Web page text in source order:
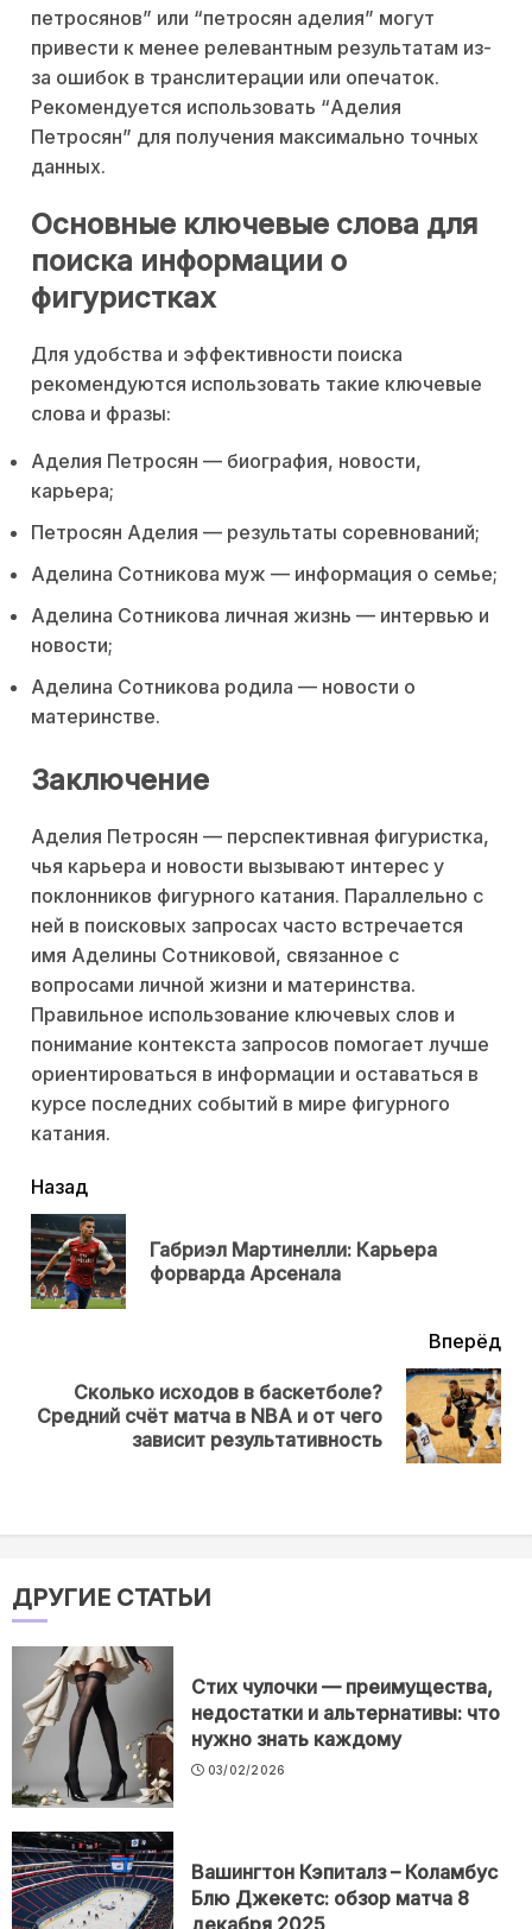
петросянов” или “петросян аделия” могут
привести к менее релевантным результатам из-
за ошибок в транслитерации или опечаток.
Рекомендуется использовать “Аделия
Петросян” для получения максимально точных
данных.
Основные ключевые слова для
поиска информации о
фигуристках
Для удобства и эффективности поиска
рекомендуются использовать такие ключевые
слова и фразы:
Аделия Петросян — биография, новости,
карьера;
Петросян Аделия — результаты соревнований;
Аделина Сотникова муж — информация о семье;
Аделина Сотникова личная жизнь — интервью и
новости;
Аделина Сотникова родила — новости о
материнстве.
Заключение
Аделия Петросян — перспективная фигуристка,
чья карьера и новости вызывают интерес у
поклонников фигурного катания. Параллельно с
ней в поисковых запросах часто встречается
имя Аделины Сотниковой, связанное с
вопросами личной жизни и материнства.
Правильное использование ключевых слов и
понимание контекста запросов помогает лучше
ориентироваться в информации и оставаться в
курсе последних событий в мире фигурного
катания.
читать
еще
Назад
Габриэл Мартинелли: Карьера
форварда Арсенала
Вперёд
Next
Сколько исходов в баскетболе?
Средний счёт матча в NBA и от чего
зависит результативность
ДРУГИЕ СТАТЬИ
Стих чулочки — преимущества,
недостатки и альтернативы: что
нужно знать каждому
03/02/2026
Вашингтон Кэпиталз – Коламбус
Блю Джекетс: обзор матча 8
декабря 2025